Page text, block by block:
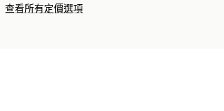
查看所有定價選項